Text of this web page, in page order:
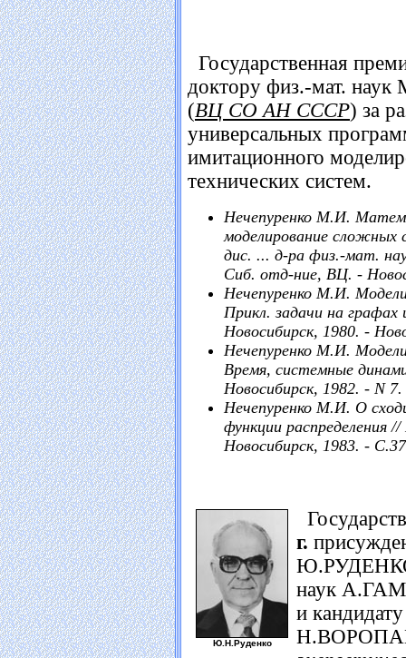
Государственная
доктору физ.-мат.
(ВЦ СО АН СССР) за
универсальных
имитационного
технических систем.
Нечепуренко М.И.
моделирование
дис. ... д-ра физ.-мат.
Сиб. отд-ние, ВЦ. -
Нечепуренко М.И.
Прикл. задачи на
Новосибирск, 1980. -
Нечепуренко М.И.
Время, системные
Новосибирск, 1982. - N
Нечепуренко М.И. О
функции
Новосибирск, 1983. -
Ю.Н.Руденко
г.
наук
и